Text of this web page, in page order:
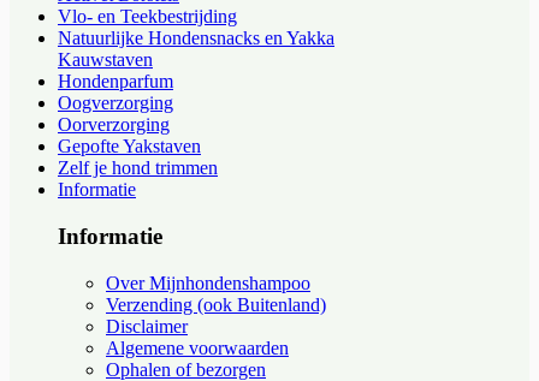
Vlo- en Teekbestrijding
Natuurlijke Hondensnacks en Yakka
Kauwstaven
Hondenparfum
Oogverzorging
Oorverzorging
Gepofte Yakstaven
Zelf je hond trimmen
Informatie
Informatie
Over Mijnhondenshampoo
Verzending (ook Buitenland)
Disclaimer
Algemene voorwaarden
Ophalen of bezorgen